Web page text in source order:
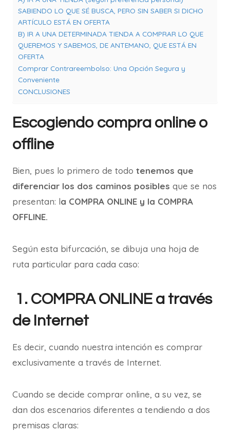
SABIENDO LO QUE SÉ BUSCA, PERO SIN SABER SI DICHO
ARTÍCULO ESTÁ EN OFERTA
B) IR A UNA DETERMINADA TIENDA A COMPRAR LO QUE
QUEREMOS Y SABEMOS, DE ANTEMANO, QUE ESTÁ EN
OFERTA
Comprar Contrareembolso: Una Opción Segura y
Conveniente
CONCLUSIONES
Escogiendo compra online o
offline
Bien, pues lo primero de todo tenemos que
diferenciar los dos caminos posibles que se nos
presentan: la COMPRA ONLINE y la COMPRA
OFFLINE.
Según esta bifurcación, se dibuja una hoja de
ruta particular para cada caso:
1. COMPRA ONLINE a través
de Internet
Es decir, cuando nuestra intención es comprar
exclusivamente a través de Internet.
Cuando se decide comprar online, a su vez, se
dan dos escenarios diferentes a tendiendo a dos
premisas claras: